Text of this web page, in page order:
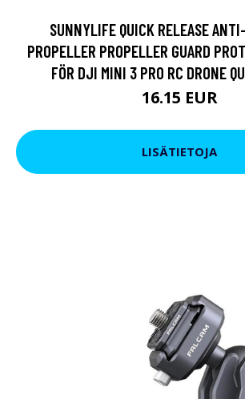
SUNNYLIFE QUICK RELEASE
PROPELLER PROPELLER GUARD
FÖR DJI MINI 3 PRO RC DRONE
16.15 EUR
LISÄTIETOJA